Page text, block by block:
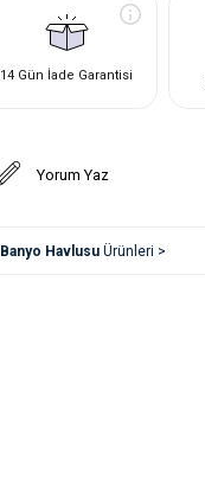
14 Gün İade Garantisi
Yorum Yaz
Banyo HavlusuÜrünleri >